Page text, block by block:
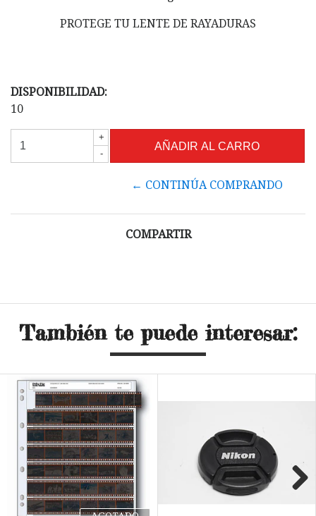
PROTEGE TU LENTE DE RAYADURAS
DISPONIBILIDAD:
10
+
-
← CONTINÚA COMPRANDO
COMPARTIR
También te puede interesar: